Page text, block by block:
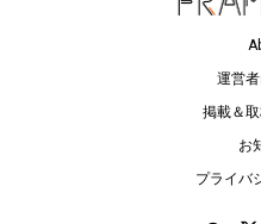
運営
掲載＆
お
プライバ